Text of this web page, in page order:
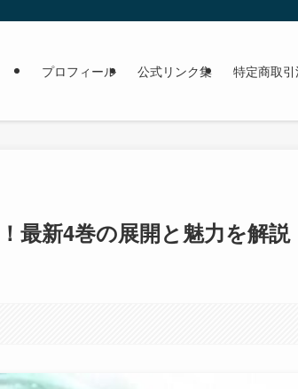
プロフィール 公式リンク集 特定商取
最新4巻の展開と魅力を解説